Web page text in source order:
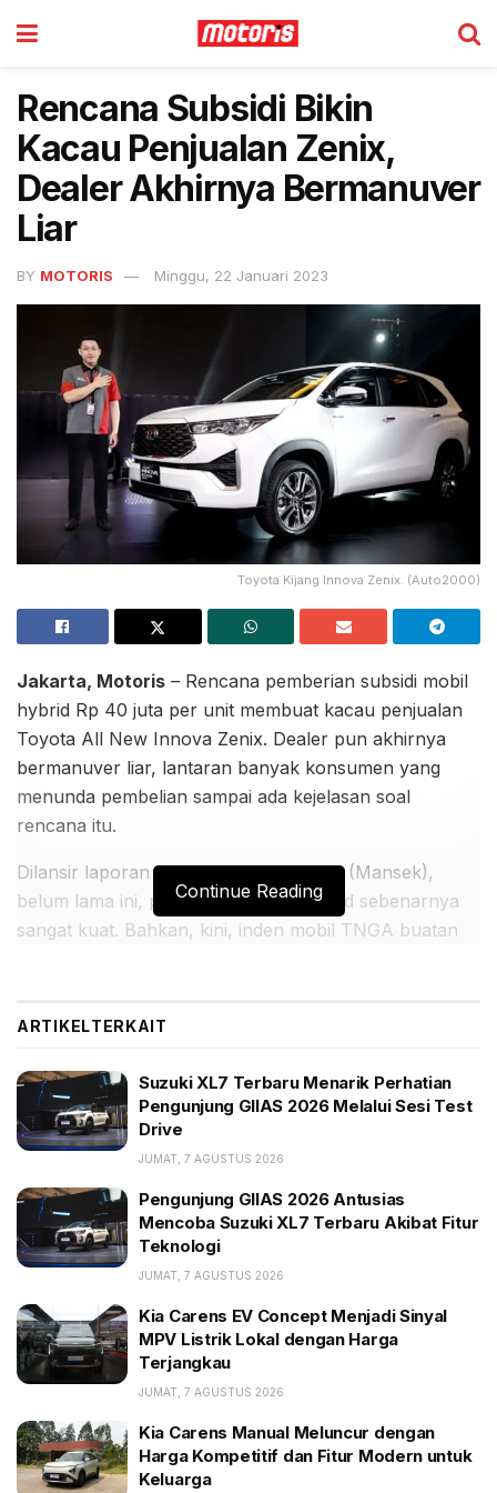
Rencana Subsidi Bikin
Kacau Penjualan Zenix,
Dealer Akhirnya Bermanuver
Liar
BY MOTORIS Minggu, 22 Januari 2023
Toyota Kijang Innova Zenix. (Auto2000)
Jakarta, Motoris – Rencana pemberian subsidi mobil
hybrid Rp 40 juta per unit membuat kacau penjualan
Toyota All New Innova Zenix. Dealer pun akhirnya
bermanuver liar, lantaran banyak konsumen yang
menunda pembelian sampai ada kejelasan soal
rencana itu.
Dilansir laporan riset Mandiri Sekuritas (Mansek),
belum lama ini, permintaan Zenix hybrid sebenarnya
sangat kuat. Bahkan, kini, inden mobil TNGA buatan
BACA JUGA:
Suzuki XL7 Terbaru Menarik Perhatian Pengunjung
GIIAS 2026 Melalui Sesi Test Drive
Pengunjung GIIAS 2026 Antusias Mencoba Suzuki
XL7 Terbaru Akibat Fitur Teknologi
Kia Carens EV Concept Menjadi Sinyal MPV Listrik
Lokal dengan Harga Terjangkau
Sayang, kini banyak order Zenix yang digantung
konsumen, begitu rencana subsidi mobil hybrid keluar
dari mulut pejabat RI. Ini berdasarkan keterangan
beberapa informan Mansek di beberapa dealer
“Dalam kasus ini, akhirnya dealer bermanuver bahwa
konsumen bisa mendapatkan Zenix hybrid jika mereka
Continue Reading
ARTIKELTERKAIT
Suzuki XL7 Terbaru Menarik Perhatian
Pengunjung GIIAS 2026 Melalui Sesi Test
Drive
JUMAT, 7 AGUSTUS 2026
Pengunjung GIIAS 2026 Antusias
Mencoba Suzuki XL7 Terbaru Akibat Fitur
Teknologi
JUMAT, 7 AGUSTUS 2026
Kia Carens EV Concept Menjadi Sinyal
MPV Listrik Lokal dengan Harga
Terjangkau
JUMAT, 7 AGUSTUS 2026
Kia Carens Manual Meluncur dengan
Harga Kompetitif dan Fitur Modern untuk
Keluarga